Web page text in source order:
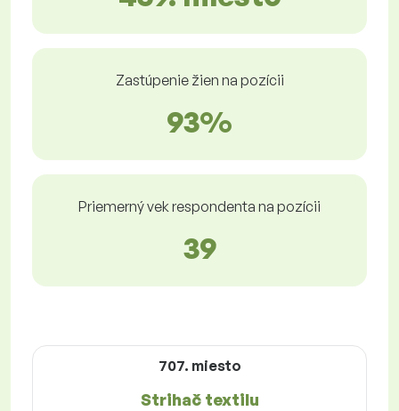
Zastúpenie žien na pozícii
93%
Priemerný vek respondenta na pozícii
39
707. miesto
Strihač textilu